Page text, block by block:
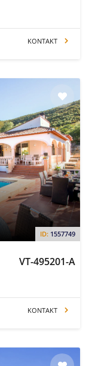
KONTAKT
ID: 1557749
VT-495201-A
KONTAKT